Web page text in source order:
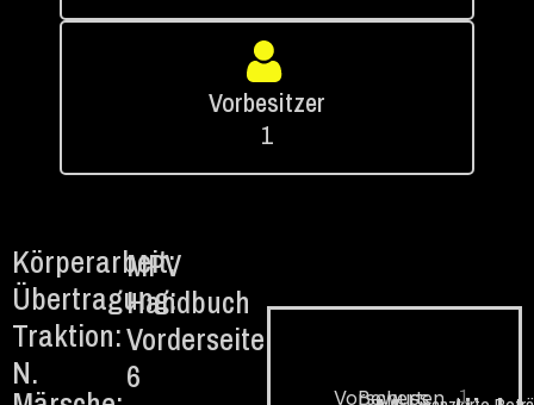
Vorbesitzer
1
Körperarbeit:
MPV
Übertragung:Handbuch
Traktion:Vorderseite
N.
6
Vorschuss
Bewerten 1.